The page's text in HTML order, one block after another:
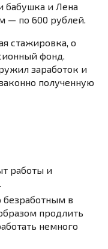
бабушка и Лена
— по 600 рублей.
стажировка, о
фонд.
заработок и
полученную
работы и
безработным в
продлить
немного